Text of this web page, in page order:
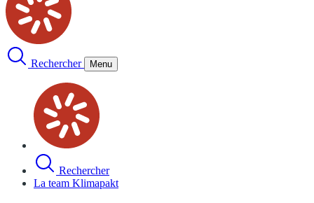
Rechercher Menu
Rechercher
La team Klimapakt